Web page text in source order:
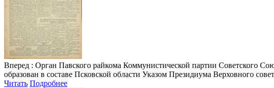
Вперед : Орган Павского райкома Коммунистической партии Советского
образован в составе Псковской области Указом Президиума Верховного
Читать Подробнее